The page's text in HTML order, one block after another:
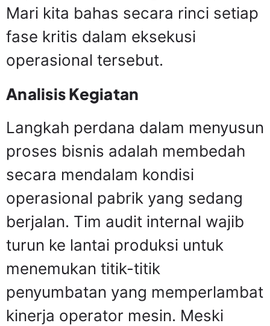
Mari kita bahas secara rinci setiap
fase kritis dalam eksekusi
operasional tersebut.
Analisis Kegiatan
Langkah perdana dalam menyusun
proses bisnis adalah membedah
secara mendalam kondisi
operasional pabrik yang sedang
berjalan. Tim audit internal wajib
turun ke lantai produksi untuk
menemukan titik-titik
penyumbatan yang memperlambat
kinerja operator mesin. Meski